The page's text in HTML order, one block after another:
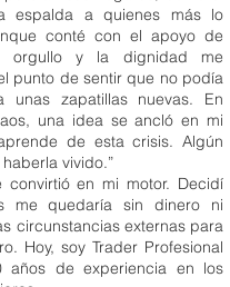
espalda a quienes más lo
conté con el apoyo de
orgullo y la dignidad me
punto de sentir que no podía
unas zapatillas nuevas. En
una idea se ancló en mi
de esta crisis. Algún
vivido.”
convirtió en mi motor. Decidí
me quedaría sin dinero ni
circunstancias externas para
Hoy, soy Trader Profesional
de experiencia en los